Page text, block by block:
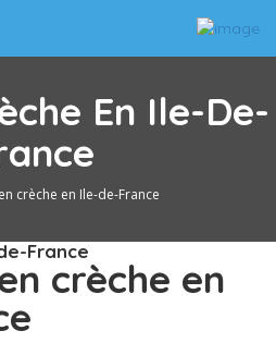
En Ile-De-
crèche en Ile-de-France
France
crèche en